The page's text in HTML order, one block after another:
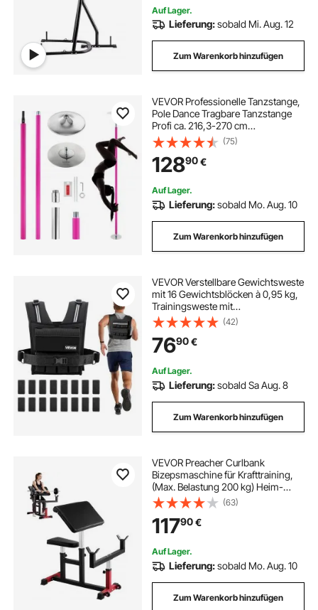
Auf Lager.
Lieferung:sobald Mi. Aug. 12
Zum Warenkorb hinzufügen
VEVOR Professionelle Tanzstange,
Pole Dance Tragbare Tanzstange
Profi ca. 216,3-270 cm
Höhenverstellbare Abnehmbare
Fitnessstange Spinning Fitness
Pink, Statische Tanzstange
Fitnessstudios
(75)
12890€
Auf Lager.
Lieferung:sobald Mo. Aug. 10
Zum Warenkorb hinzufügen
VEVOR Verstellbare Gewichtsweste
mit 16 Gewichtsblöcken à 0,95 kg,
Trainingsweste mit
Schulterpolstern und Reflexstreifen,
Gewichtsweste für Krafttraining,
Joggen, Fitness und Workouts
Outdoor
(42)
7690€
Auf Lager.
Lieferung:sobald Sa Aug. 8
Zum Warenkorb hinzufügen
VEVOR Preacher Curlbank
Bizepsmaschine für Krafttraining,
(Max. Belastung 200 kg) Heim-
Fitnessgerät, Bizepsstation für
Langhantel und Kurzhanteln im
Sitzen, verstellbare Hantelbänke
(63)
11790€
Auf Lager.
Lieferung:sobald Mo. Aug. 10
Zum Warenkorb hinzufügen